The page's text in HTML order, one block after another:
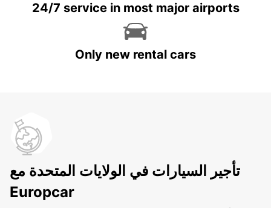
24/7 service in most major airports
Only new rental cars
تأجير السيارات في الولايات المتحدة مع
Europcar